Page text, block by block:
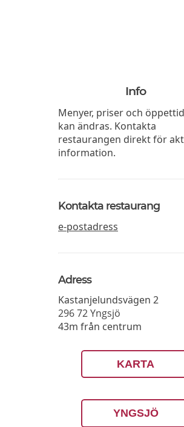
Info
Menyer, priser och
kan ändras. Kontakta
restaurangen direkt för
information.
Kontakta restaurang
e-postadress
Adress
Kastanjelundsvägen 2
296 72Yngsjö
43m från centrum
KARTA
YNGSJÖ